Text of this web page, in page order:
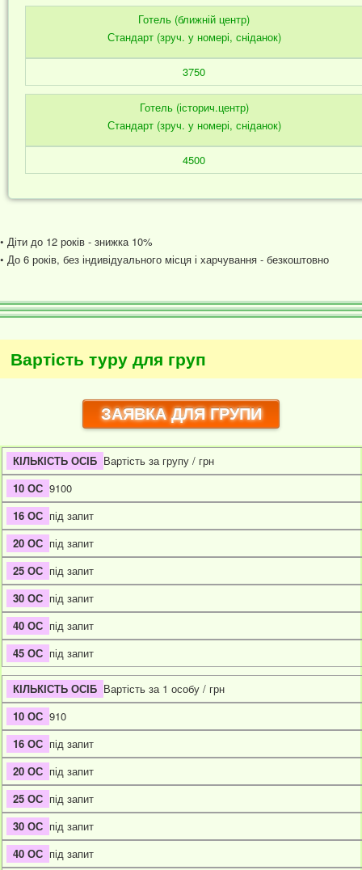
Готель (ближній центр)
Стандарт (зруч. у номері, сніданок)
3750
Готель (історич.центр)
Стандарт (зруч. у номері, сніданок)
4500
• Діти до 12 років - знижка 10%
• До 6 років, без індивідуального місця і харчування - безкоштовно
Вартість туру для груп
ЗАЯВКА ДЛЯ ГРУПИ
Вартість за групу / грн
9100
під запит
під запит
під запит
під запит
під запит
під запит
Вартість за 1 особу / грн
910
під запит
під запит
під запит
під запит
під запит